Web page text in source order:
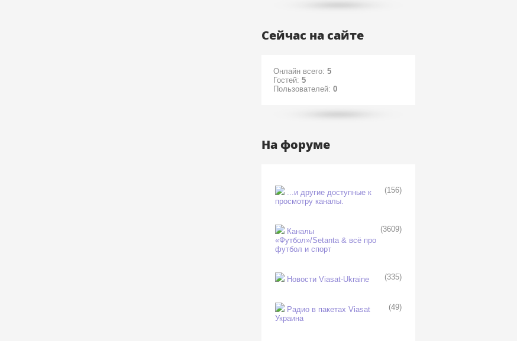
Сейчас на сайте
Онлайн всего: 5
Гостей: 5
Пользователей: 0
На форуме
...и другие доступные к
просмотру каналы.
(156)
Каналы
«Футбол»/Setanta & всё про
футбол и спорт
(3609)
Новости Viasat-Ukraine (335)
Радио в пакетах Viasat
Украина
(49)